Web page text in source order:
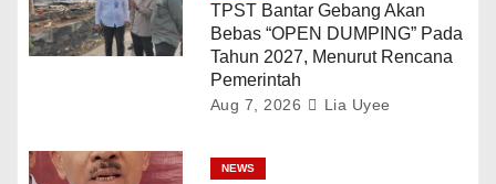
TPST Bantar Gebang Akan
Bebas “OPEN DUMPING” Pada
Tahun 2027, Menurut Rencana
Pemerintah
Aug 7, 2026 Lia Uyee
NEWS